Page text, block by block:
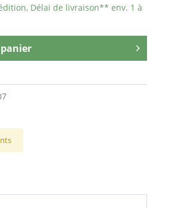
Délai de livraison** env. 1 à